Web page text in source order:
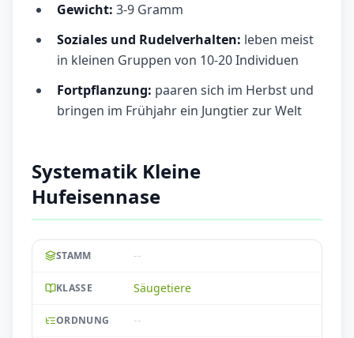
Gewicht: 3-9 Gramm
Soziales und Rudelverhalten: leben meist
in kleinen Gruppen von 10-20 Individuen
Fortpflanzung: paaren sich im Herbst und
bringen im Frühjahr ein Jungtier zur Welt
Systematik Kleine
Hufeisennase
STAMM --
KLASSE Säugetiere
ORDNUNG --